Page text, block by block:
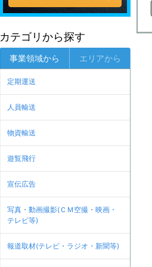
カテゴリから探す
事業領域から エリアから
定期運送
人員輸送
物資輸送
遊覧飛行
宣伝広告
写真・動画撮影(ＣＭ空撮・映画・
テレビ等)
報道取材(テレビ・ラジオ・新聞等)